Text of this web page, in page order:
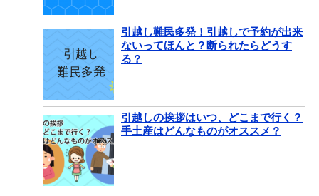
引越し難民多発！引越しで予約が出来
ないってほんと？断られたらどうす
る？
引越しの挨拶はいつ、どこまで行く？
手土産はどんなものがオススメ？